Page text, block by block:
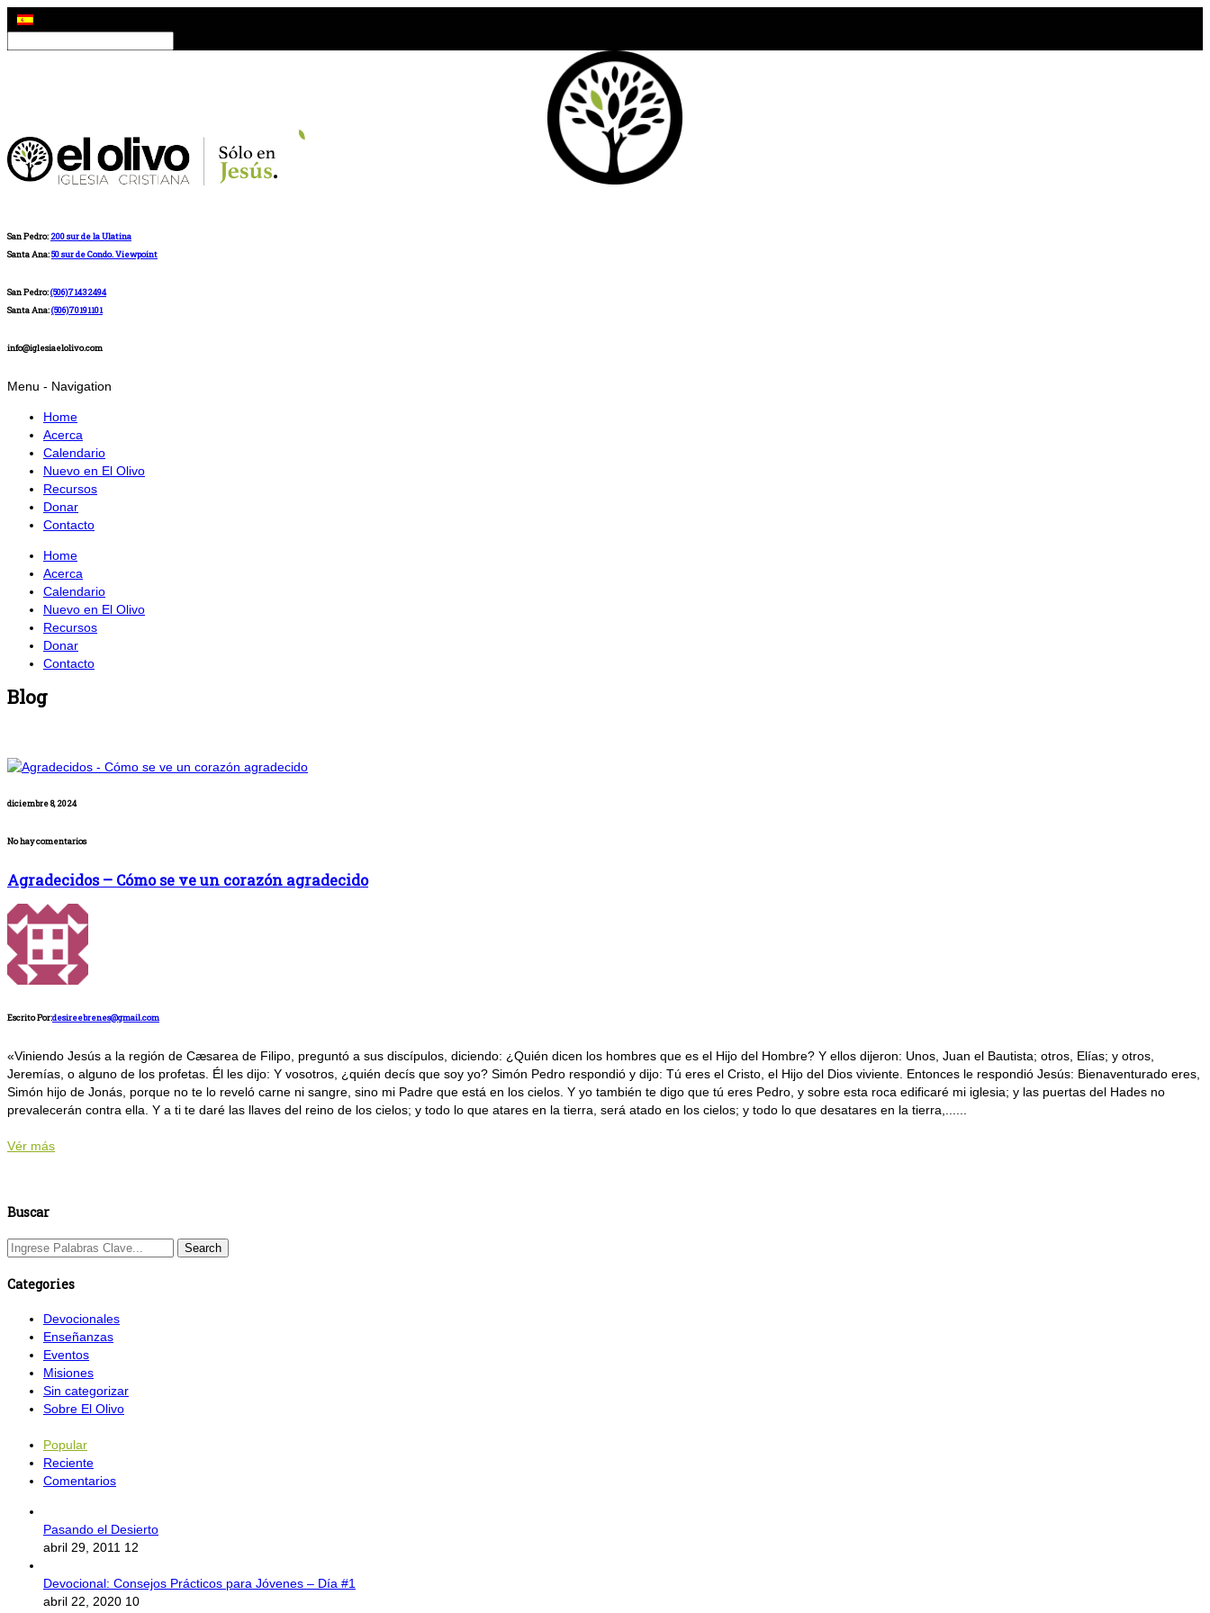
San Pedro: 200 sur de la Ulatina
Santa Ana:50 sur de Condo. Viewpoint
San Pedro:(506)71432494
Santa Ana:(506)70191101
info@iglesiaelolivo.com
Menu - Navigation
Home
Acerca
Calendario
Nuevo en El Olivo
Recursos
Donar
Contacto
Home
Acerca
Calendario
Nuevo en El Olivo
Recursos
Donar
Contacto
Blog
diciembre 8, 2024
No hay comentarios
Agradecidos – Cómo se ve un corazón agradecido
Escrito Por:desireebrenes@gmail.com
«Viniendo Jesús a la región de Cæsarea de Filipo, preguntó a sus discípulos, diciendo: ¿Quién dicen los hombres que es el Hijo del Hombre? Y ellos dijeron: Unos, Juan el Bautista; otros, Elías; y otros,
Jeremías, o alguno de los profetas. Él les dijo: Y vosotros, ¿quién decís que soy yo? Simón Pedro respondió y dijo: Tú eres el Cristo, el Hijo del Dios viviente. Entonces le respondió Jesús: Bienaventurado eres,
Simón hijo de Jonás, porque no te lo reveló carne ni sangre, sino mi Padre que está en los cielos. Y yo también te digo que tú eres Pedro, y sobre esta roca edificaré mi iglesia; y las puertas del Hades no
prevalecerán contra ella. Y a ti te daré las llaves del reino de los cielos; y todo lo que atares en la tierra, será atado en los cielos; y todo lo que desatares en la tierra,......
Vér más
Buscar
Categories
Devocionales
Enseñanzas
Eventos
Misiones
Sin categorizar
Sobre El Olivo
Popular
Reciente
Comentarios
Pasando el Desierto
abril 29, 2011 12
Devocional: Consejos Prácticos para Jóvenes – Día #1
abril 22, 2020 10